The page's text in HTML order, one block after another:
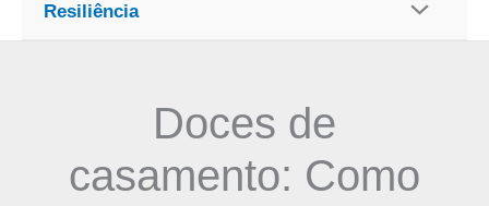
Resiliência
Doces de
casamento: Como